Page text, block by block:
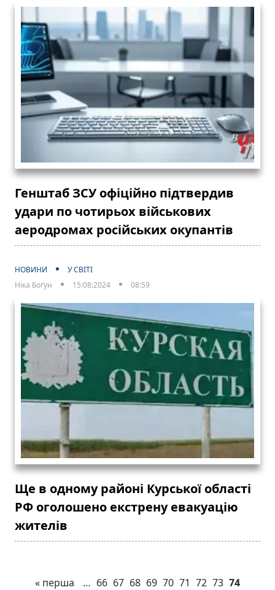
Генштаб ЗСУ офіційно підтвердив
удари по чотирьох військових
аеродромах російських окупантів
НОВИНИ
У СВІТІ
Ніка Богун
15:08:2024 08:59
Ще в одному районі Курської області
РФ оголошено екстрену евакуацію
жителів
« перша … 66 67 68 69 70 71 72 73 74